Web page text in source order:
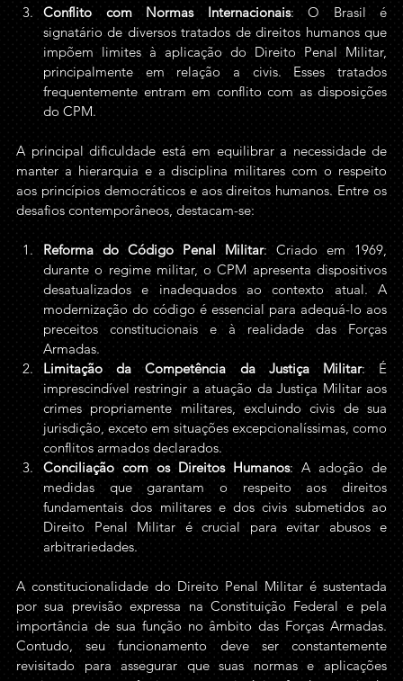
Conflito com Normas Internacionais: O Brasil é
signatário de diversos tratados de direitos humanos que
impõem limites à aplicação do Direito Penal Militar,
principalmente em relação a civis. Esses tratados
frequentemente entram em conflito com as disposições
do CPM.
A principal dificuldade está em equilibrar a necessidade de
manter a hierarquia e a disciplina militares com o respeito
aos princípios democráticos e aos direitos humanos. Entre os
desafios contemporâneos, destacam-se:
Reforma do Código Penal Militar: Criado em 1969,
durante o regime militar, o CPM apresenta dispositivos
desatualizados e inadequados ao contexto atual. A
modernização do código é essencial para adequá-lo aos
preceitos constitucionais e à realidade das Forças
Armadas.
Limitação da Competência da Justiça Militar: É
imprescindível restringir a atuação da Justiça Militar aos
crimes propriamente militares, excluindo civis de sua
jurisdição, exceto em situações excepcionalíssimas, como
conflitos armados declarados.
Conciliação com os Direitos Humanos: A adoção de
medidas que garantam o respeito aos direitos
fundamentais dos militares e dos civis submetidos ao
Direito Penal Militar é crucial para evitar abusos e
arbitrariedades.
A constitucionalidade do Direito Penal Militar é sustentada
por sua previsão expressa na Constituição Federal e pela
importância de sua função no âmbito das Forças Armadas.
Contudo, seu funcionamento deve ser constantemente
revisitado para assegurar que suas normas e aplicações